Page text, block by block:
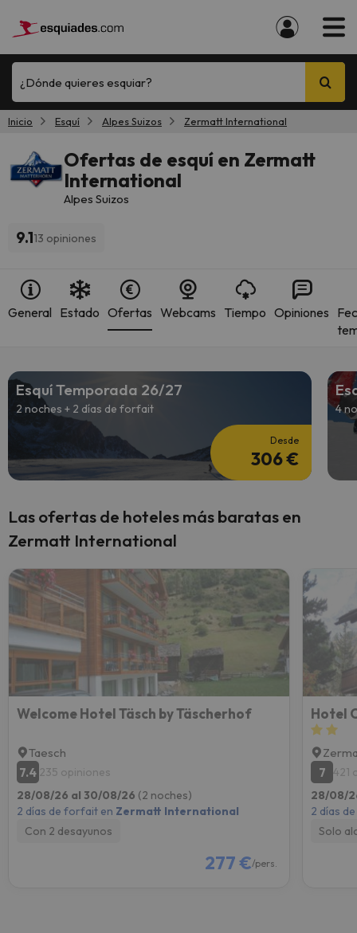
¿Dónde quieres esquiar?
Inicio Esquí Alpes Suizos Zermatt International
Ofertas de esquí en Zermatt
International
Alpes Suizos
9.113 opiniones
General Estado Ofertas Webcams Tiempo Opiniones
Esquí Temporada 26/27
2 noches + 2 días de forfait
Desde
306 €
4
Las ofertas de hoteles más baratas en
Zermatt International
Welcome Hotel Täsch by Täscherhof
Taesch
7.4 235 opiniones
28/08/26 al 30/08/26 (2 noches)
2 días de forfait en Zermatt International
Con 2 desayunos
277 €/pers.
Hotel
7 421
28/08/
2 días
Solo